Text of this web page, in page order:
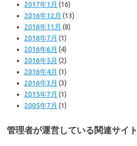
2017年1月 (16)
2016年12月 (13)
2016年11月 (8)
2016年7月 (1)
2016年6月 (4)
2016年5月 (2)
2016年4月 (1)
2016年3月 (3)
2015年7月 (1)
2005年7月 (1)
管理者が運営している関連サイト